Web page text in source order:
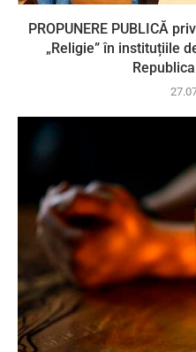
PROPUNERE PUBLICĂ
„Religie” în instituțiile